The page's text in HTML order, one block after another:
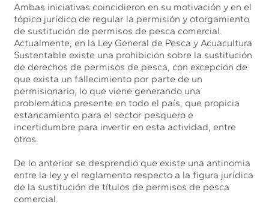
Ambas iniciativas coincidieron en su motivación y en el
tópico jurídico de regular la permisión y otorgamiento
de sustitución de permisos de pesca comercial.
Actualmente, en la Ley General de Pesca y Acuacultura
Sustentable existe una prohibición sobre la sustitución
de derechos de permisos de pesca, con excepción de
que exista un fallecimiento por parte de un
permisionario, lo que viene generando una
problemática presente en todo el país, que propicia
estancamiento para el sector pesquero e
incertidumbre para invertir en esta actividad, entre
otros.
De lo anterior se desprendió que existe una antinomia
entre la ley y el reglamento respecto a la figura jurídica
de la sustitución de títulos de permisos de pesca
comercial.